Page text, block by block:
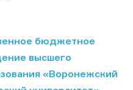
бюджетное
высшего
«Воронежский